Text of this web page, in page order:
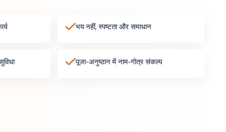
भय नहीं, स्पष्टता और समाधान
पूजा-अनुष्ठान में नाम-गोत्र संकल्प